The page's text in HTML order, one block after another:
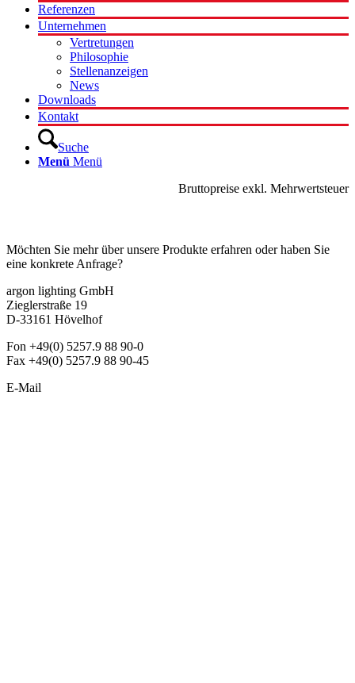
Referenzen
Unternehmen
Vertretungen
Philosophie
Stellenanzeigen
News
Downloads
Kontakt
Suche
Menü Menü
Bruttopreise exkl. Mehrwertsteuer
Möchten Sie mehr über unsere Produkte erfahren oder haben Sie
eine konkrete Anfrage?
argon lighting GmbH
Zieglerstraße 19
D-33161 Hövelhof
Fon +49(0) 5257.9 88 90-0
Fax +49(0) 5257.9 88 90-45
E-Mail